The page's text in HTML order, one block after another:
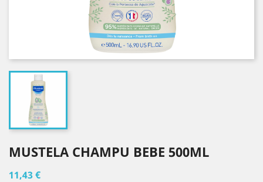
MUSTELA CHAMPU BEBE 500ML
11,43 €